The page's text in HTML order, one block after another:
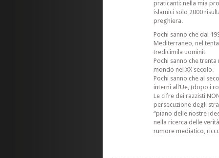
praticanti: nella mia
islamici solo 2000
preghiera.
Pochi sanno che dal
Mediterraneo, nel
tredicimila uomini!
Pochi sanno che
mondo nel XX secolo.
Pochi sanno che al
interni all’Ue, (dopo i
Le cifre dei razzisti
persecuzione degli
“piano delle nostre
nella ricerca delle
rumore mediatico,